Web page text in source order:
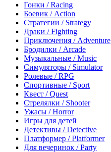
Гонки / Racing
Боевик / Action
Стратегии / Strategy
Драки / Fighting
Приключения / Adventure
Бродилки / Arcade
Музыкальные / Music
Симуляторы / Simulator
Ролевые / RPG
Спортивные / Sport
Квест / Quest
Стрелялки / Shooter
Ужасы / Horror
Игры для детей
Детективы / Detective
Платформер / Platformer
Для вечеринок / Party